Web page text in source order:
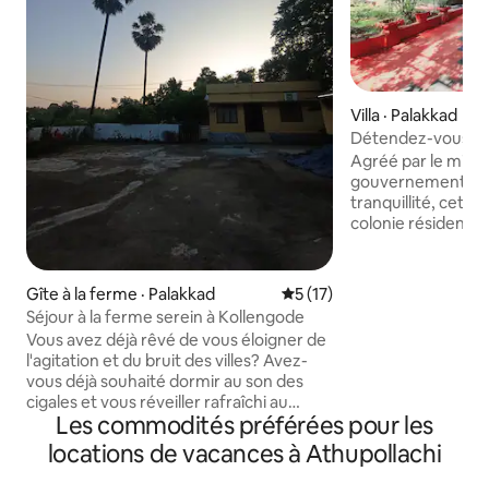
Gîte à la ferme · Palakkad Note moyenne de 5 sur 5,
5 (17)
Séjour à la ferme serein à Kollengode
Vous avez déjà rêvé de vous éloigner de
l'agitation et du bruit des villes? Avez-
vous déjà souhaité dormir au son des
cigales et vous réveiller rafraîchi au
chant des oiseaux, à la vue de la rosée
sur les feuilles scintillantes, des rayons
de soleil jouant à cache-cache avec les
Villa · Palakkad
Détendez-vous
Agréé par le
gouvernement du
tranquillité, cette
colonie
distance de 4 km
ferroviaire de
l'aéroport
Les commodités préférées pour les
locations de vacances à Athupollachi